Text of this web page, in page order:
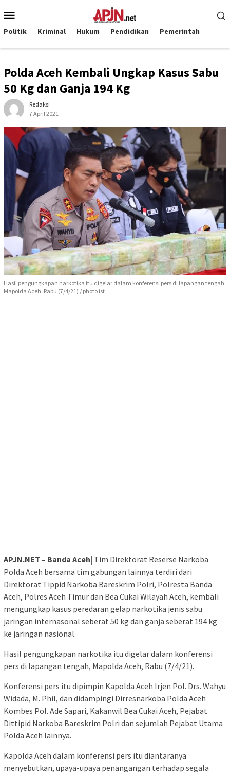
ke
kontenMobile
Politik Kriminal Hukum Pendidikan Pemerintah
Polda Aceh Kembali Ungkap Kasus Sabu
50 Kg dan Ganja 194 Kg
Redaksi
7 April 2021
Hasil pengungkapan narkotika itu digelar dalam konferensi pers di lapangan tengah,
Mapolda Aceh, Rabu (7/4/21) / photo ist
APJN.NET – Banda Aceh| Tim Direktorat Reserse Narkoba
Polda Aceh bersama tim gabungan lainnya terdiri dari
Direktorat Tippid Narkoba Bareskrim Polri, Polresta Banda
Aceh, Polres Aceh Timur dan Bea Cukai Wilayah Aceh, kembali
mengungkap kasus peredaran gelap narkotika jenis sabu
jaringan internasonal seberat 50 kg dan ganja seberat 194 kg
ke jaringan nasional.
Hasil pengungkapan narkotika itu digelar dalam konferensi
pers di lapangan tengah, Mapolda Aceh, Rabu (7/4/21).
Konferensi pers itu dipimpin Kapolda Aceh Irjen Pol. Drs. Wahyu
Widada, M. Phil, dan didampingi Dirresnarkoba Polda Aceh
Kombes Pol. Ade Sapari, Kakanwil Bea Cukai Aceh, Pejabat
Dittipid Narkoba Bareskrim Polri dan sejumlah Pejabat Utama
Polda Aceh lainnya.
Kapolda Aceh dalam konferensi pers itu diantaranya
menyebutkan, upaya-upaya penangangan terhadap segala